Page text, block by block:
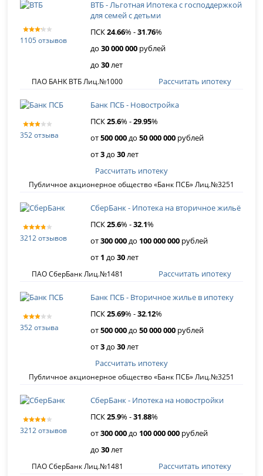
1105 отзывов
ВТБ - Льготная Ипотека с господдержкой
для семей с детьми
ПСК24.66% -31.76%
до30 000 000 рублей
до30лет
ПАО БАНК ВТБ Лиц.№1000 Рассчитать ипотеку
352 отзыва
Банк ПСБ - Новостройка
ПСК25.6% -29.95%
от500 000до50 000 000 рублей
от3до30лет
Публичное акционерное общество «Банк ПСБ» Лиц.№3251
Рассчитать ипотеку
3212 отзывов
СберБанк - Ипотека на вторичное жильё
ПСК25.6% -32.1%
от300 000до 100 000 000 рублей
от 1 до30лет
ПАО СберБанк Лиц.№1481 Рассчитать ипотеку
352 отзыва
Банк ПСБ - Вторичное жилье в ипотеку
ПСК25.69% -32.12%
от500 000до50 000 000 рублей
от3до30лет
Публичное акционерное общество «Банк ПСБ» Лиц.№3251
Рассчитать ипотеку
3212 отзывов
СберБанк - Ипотека на новостройки
ПСК25.9% -31.88%
от300 000до 100 000 000 рублей
до30лет
ПАО СберБанк Лиц.№1481 Рассчитать ипотеку